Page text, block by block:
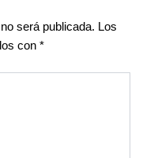
será publicada. Los
con *